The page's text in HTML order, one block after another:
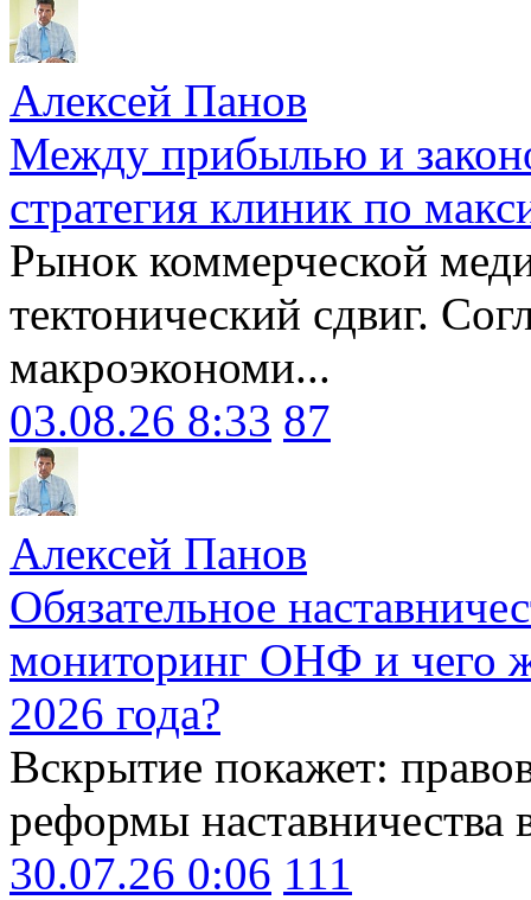
Алексей Панов
Между прибылью и
стратегия клиник по
Рынок коммерческой
тектонический сдвиг.
макроэкономи...
03.08.26 8:33 87
Алексей Панов
Обязательное
мониторинг ОНФ и чего
2026 года?
Вскрытие покажет:
реформы наставничества
30.07.26 0:06 111